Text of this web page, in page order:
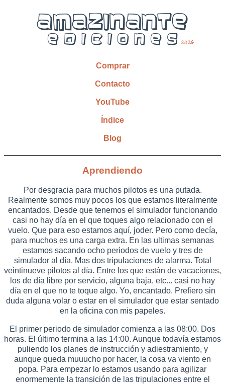
Comprar
Contacto
YouTube
Índice
Blog
Aprendiendo
Por desgracia para muchos pilotos es una putada.
Realmente somos muy pocos los que estamos literalmente
encantados. Desde que tenemos el simulador funcionando
casi no hay día en el que toques algo relacionado con el
vuelo. Que para eso estamos aquí, joder. Pero como decía,
para muchos es una carga extra. En las ultimas semanas
estamos sacando ocho periodos de vuelo y tres de
simulador al día. Mas dos tripulaciones de alarma. Total
veintinueve pilotos al día. Entre los que están de vacaciones,
los de día libre por servicio, alguna baja, etc... casi no hay
día en el que no te toque algo. Yo, encantado. Prefiero sin
duda alguna volar o estar en el simulador que estar sentado
en la oficina con mis papeles.
El primer periodo de simulador comienza a las 08:00. Dos
horas. El último termina a las 14:00. Aunque todavía estamos
puliendo los planes de instrucción y adiestramiento, y
aunque queda muuucho por hacer, la cosa va viento en
popa. Para empezar lo estamos usando para agilizar
enormemente la transición de las tripulaciones entre el